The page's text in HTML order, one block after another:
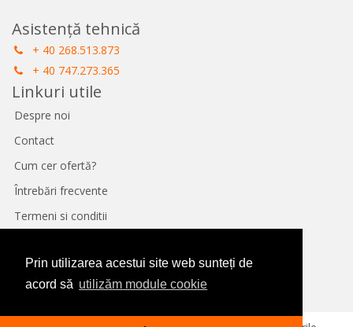
Prin utilizarea acestui site web sunteți de
acord să utilizăm module cookie
Asistență tehnică
+ 40 268.513.873
+ 40 747.273.365
Linkuri utile
Despre noi
Contact
Cum cer ofertă?
Întrebări frecvente
Termeni si conditii
Panou de control GDPR
Politica de utilizare cookie-uri